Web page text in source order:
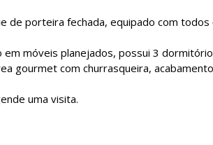
de porteira fechada, equipado com todos
em móveis planejados, possui 3
gourmet com churrasqueira,
uma visita.